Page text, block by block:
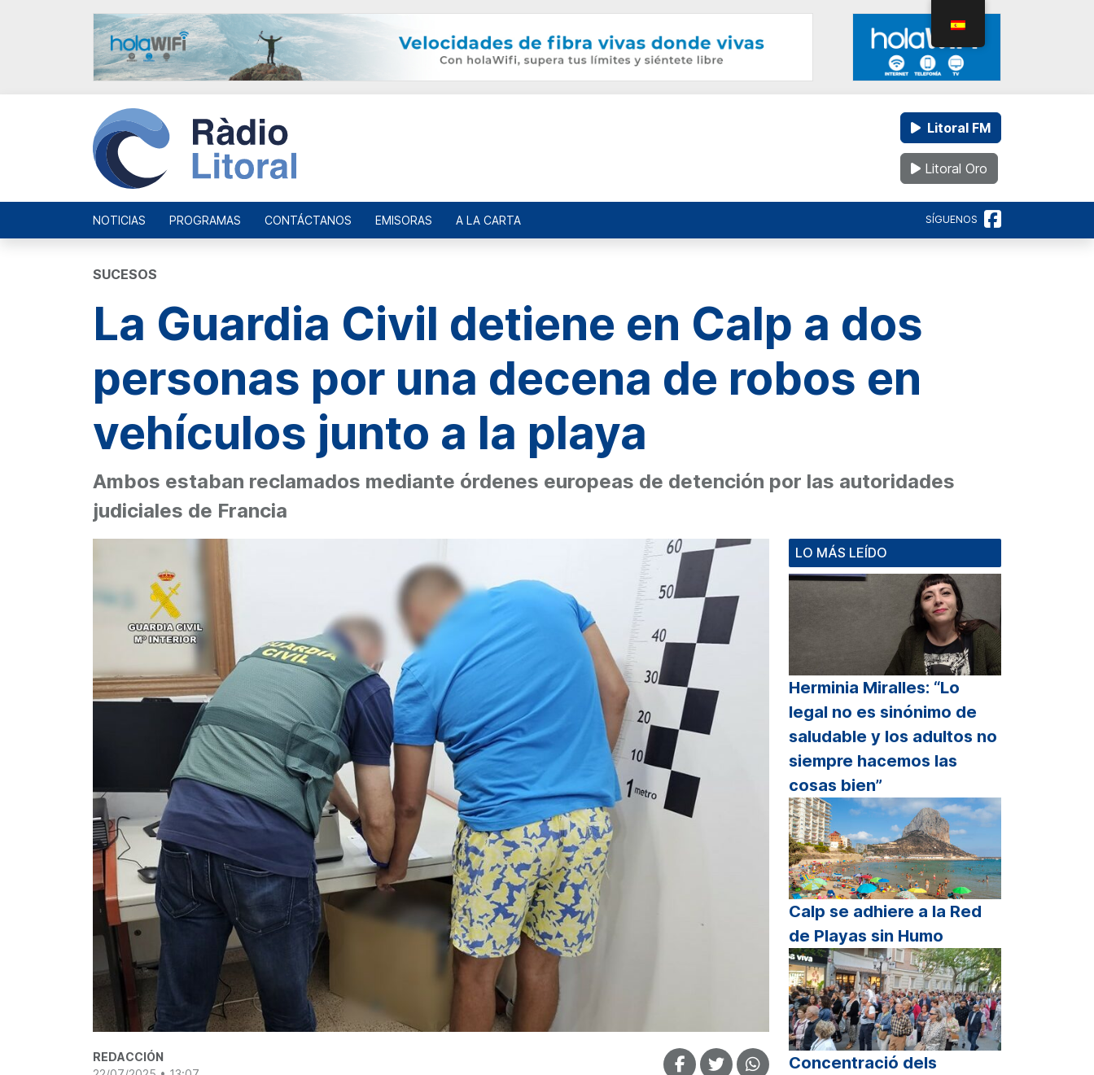
Litoral FM
Litoral Oro
NOTICIAS PROGRAMAS CONTÁCTANOS EMISORAS A LA CARTA SÍGUENOS
SUCESOS
La Guardia Civil detiene en Calp a dos
personas por una decena de robos en
vehículos junto a la playa
Ambos estaban reclamados mediante órdenes europeas de detención por las autoridades
judiciales de Francia
REDACCIÓN
LO MÁS LEÍDO
Herminia Miralles: “Lo
legal no es sinónimo de
saludable y los adultos no
siempre hacemos las
cosas bien”
Calp se adhiere a la Red
de Playas sin Humo
Concentració dels